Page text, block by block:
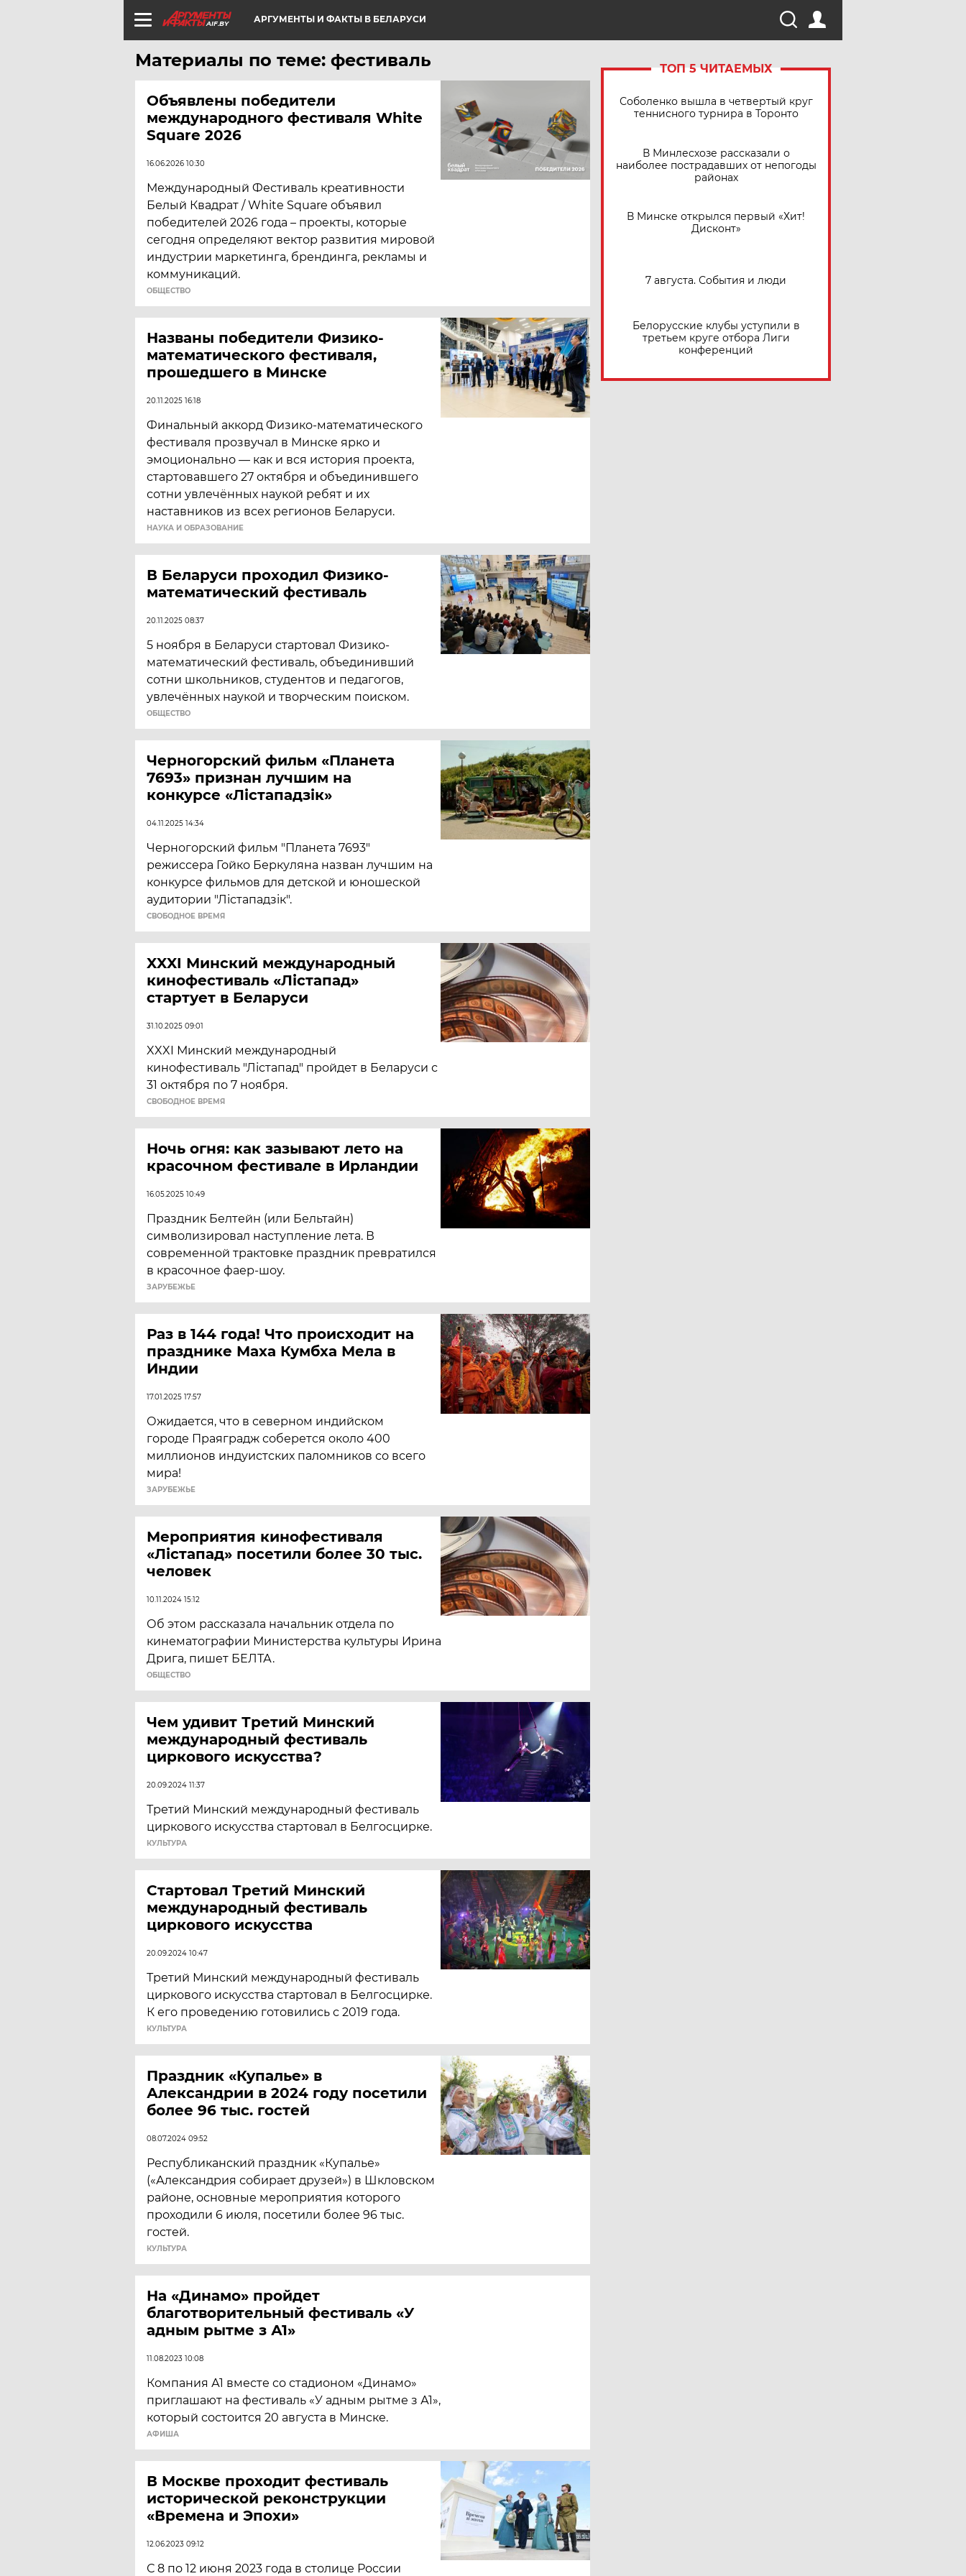
AIF.BY АРГУМЕНТЫ И ФАКТЫ В БЕЛАРУСИ
Материалы по теме: фестиваль
Объявлены победители
международного фестиваля White
Square 2026
16.06.2026 10:30
Международный Фестиваль креативности
Белый Квадрат / White Square объявил
победителей 2026 года – проекты, которые
сегодня определяют вектор развития мировой
индустрии маркетинга, брендинга, рекламы и
коммуникаций.
ОБЩЕСТВО
Названы победители Физико-
математического фестиваля,
прошедшего в Минске
20.11.2025 16:18
Финальный аккорд Физико-математического
фестиваля прозвучал в Минске ярко и
эмоционально — как и вся история проекта,
стартовавшего 27 октября и объединившего
сотни увлечённых наукой ребят и их
наставников из всех регионов Беларуси.
НАУКА И ОБРАЗОВАНИЕ
В Беларуси проходил Физико-
математический фестиваль
20.11.2025 08:37
5 ноября в Беларуси стартовал Физико-
математический фестиваль, объединивший
сотни школьников, студентов и педагогов,
увлечённых наукой и творческим поиском.
ОБЩЕСТВО
Черногорский фильм «Планета
7693» признан лучшим на
конкурсе «Лістападзік»
04.11.2025 14:34
Черногорский фильм "Планета 7693"
режиссера Гойко Беркуляна назван лучшим на
конкурсе фильмов для детской и юношеской
аудитории "Лістападзік".
CВОБОДНОЕ ВРЕМЯ
XXXI Минский международный
кинофестиваль «Лістапад»
стартует в Беларуси
31.10.2025 09:01
XXXI Минский международный
кинофестиваль "Лістапад" пройдет в Беларуси с
31 октября по 7 ноября.
CВОБОДНОЕ ВРЕМЯ
Ночь огня: как зазывают лето на
красочном фестивале в Ирландии
16.05.2025 10:49
Праздник Белтейн (или Бельтайн)
символизировал наступление лета. В
современной трактовке праздник превратился
в красочное фаер-шоу.
ЗАРУБЕЖЬЕ
Раз в 144 года! Что происходит на
празднике Маха Кумбха Мела в
Индии
17.01.2025 17:57
Ожидается, что в северном индийском
городе Праяградж соберется около 400
миллионов индуистских паломников со всего
мира!
ЗАРУБЕЖЬЕ
Мероприятия кинофестиваля
«Лістапад» посетили более 30 тыс.
человек
10.11.2024 15:12
Об этом рассказала начальник отдела по
кинематографии Министерства культуры Ирина
Дрига, пишет БЕЛТА.
ОБЩЕСТВО
Чем удивит Третий Минский
международный фестиваль
циркового искусства?
20.09.2024 11:37
Третий Минский международный фестиваль
циркового искусства стартовал в Белгосцирке.
КУЛЬТУРА
Стартовал Третий Минский
международный фестиваль
циркового искусства
20.09.2024 10:47
Третий Минский международный фестиваль
циркового искусства стартовал в Белгосцирке.
К его проведению готовились с 2019 года.
КУЛЬТУРА
Праздник «Купалье» в
Александрии в 2024 году посетили
более 96 тыс. гостей
08.07.2024 09:52
Республиканский праздник «Купалье»
(«Александрия собирает друзей») в Шкловском
районе, основные мероприятия которого
проходили 6 июля, посетили более 96 тыс.
гостей.
КУЛЬТУРА
На «Динамо» пройдет
благотворительный фестиваль «У
адным рытме з А1»
11.08.2023 10:08
Компания А1 вместе со стадионом «Динамо»
приглашают на фестиваль «У адным рытме з А1»,
который состоится 20 августа в Минске.
АФИША
В Москве проходит фестиваль
исторической реконструкции
«Времена и Эпохи»
12.06.2023 09:12
С 8 по 12 июня 2023 года в столице России
ТОП 5 ЧИТАЕМЫХ
Соболенко вышла в четвертый круг
теннисного турнира в Торонто
В Минлесхозе рассказали о
наиболее пострадавших от непогоды
районах
В Минске открылся первый «Хит!
Дисконт»
7 августа. События и люди
Белорусские клубы уступили в
третьем круге отбора Лиги
конференций